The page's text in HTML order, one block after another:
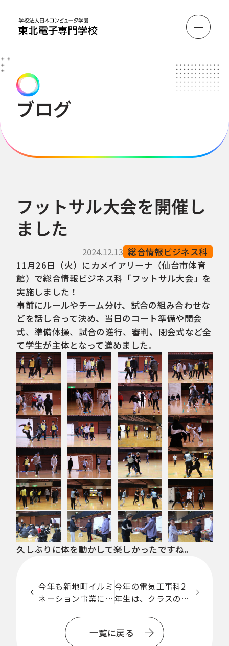
ブログ
フットサル大会を開催し
ました
2024.12.13 総合情報ビジネス科
11月26日（火）にカメイアリーナ（仙台市体育
館）で総合情報ビジネス科「フットサル大会」を
実施しました！
事前にルールやチーム分け、試合の組み合わせな
どを話し合って決め、当日のコート準備や開会
式、準備体操、試合の進行、審判、閉会式など全
て学生が主体となって進めました。
久しぶりに体を動かして楽しかったですね。
今年も新地町イルミ
ネーション事業に協
今年の電気工事科2
年生は、クラスの半
ム企業に内定！
一
覧
に
一覧に戻る